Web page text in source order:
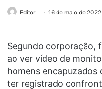
Editor 16 de maio de 2022
Segundo corporação,
ao ver vídeo de
homens encapuzados
ter registrado